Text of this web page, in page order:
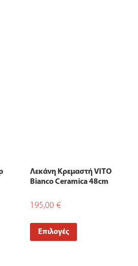
Λεκάνη Κρεμαστή VITO
Bianco Ceramica 48cm
195,00 €
Επιλογές